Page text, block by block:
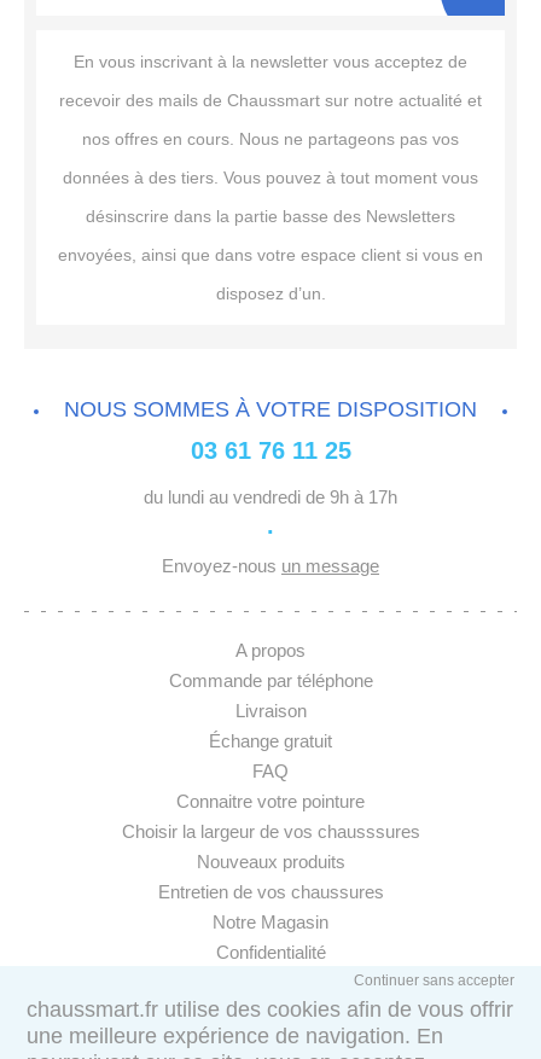
En vous inscrivant à la newsletter vous acceptez de
recevoir des mails de Chaussmart sur notre actualité et
nos offres en cours. Nous ne partageons pas vos
données à des tiers. Vous pouvez à tout moment vous
désinscrire dans la partie basse des Newsletters
envoyées, ainsi que dans votre espace client si vous en
disposez d’un.
chaussmart.fr utilise des cookies afin de vous offrir
une meilleure expérience de navigation. En
Continuer sans accepter
NOUS SOMMES À VOTRE DISPOSITION
03 61 76 11 25
du lundi au vendredi de 9h à 17h
·
Envoyez-nous un message
A propos
Commande par téléphone
Livraison
Échange gratuit
FAQ
Connaitre votre pointure
Choisir la largeur de vos chausssures
Nouveaux produits
Entretien de vos chaussures
Notre Magasin
Confidentialité